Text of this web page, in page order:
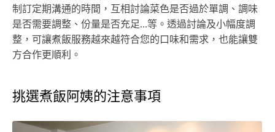
制訂定期溝通的時間，互相討論菜色是否過於單調、調味
是否需要調整、份量是否充足...等。透過討論及小幅度調
整，可讓煮飯服務越來越符合您的口味和需求，也能讓雙
方合作更順利。
挑選煮飯阿姨的注意事項